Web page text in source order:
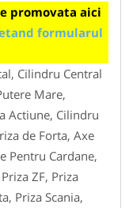
promovata aici
formularul
Cilindru Central
Mare,
Actiune, Cilindru
de Forta, Axe
Pentru Cardane,
ZF, Priza
Priza Scania,